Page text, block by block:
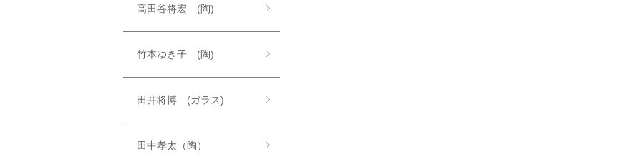
高田谷将宏 (陶)
竹本ゆき子 (陶)
田井将博 (ガラス)
田中孝太（陶）